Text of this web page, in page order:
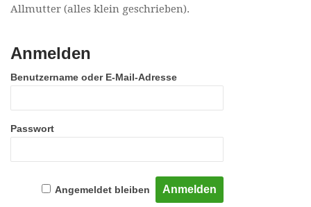
Allmutter (alles klein geschrieben).
Anmelden
Benutzername oder E-Mail-Adresse
Passwort
Angemeldet bleiben